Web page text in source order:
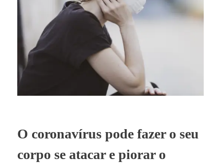
O coronavírus pode fazer o seu
corpo se atacar e piorar o